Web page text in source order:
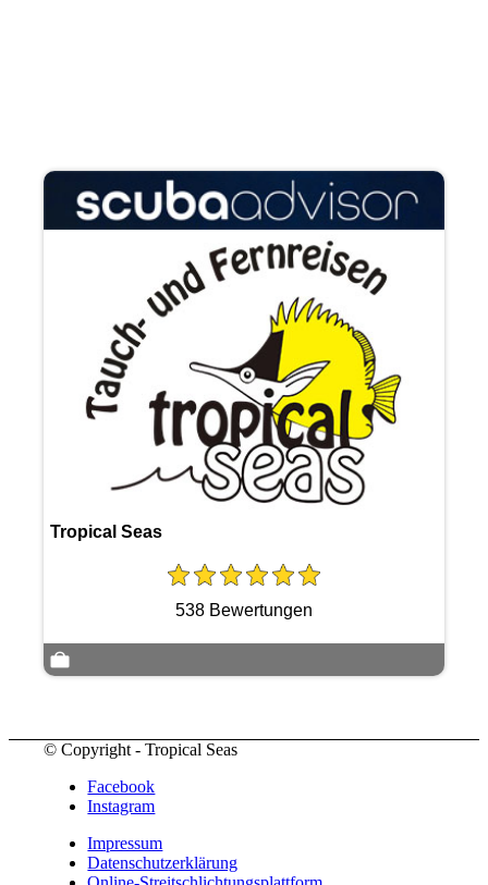
Tropical Seas
538 Bewertungen
© Copyright - Tropical Seas
Facebook
Instagram
Impressum
Datenschutzerklärung